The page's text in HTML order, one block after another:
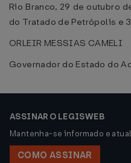
Rio Branco, 29 de outubro
do Tratado de Petrópolis e
ORLEIR MESSIAS CAMELI
Governador do Estado do
ASSINAR O LEGISWEB
Mantenha-se informado e
COMO ASSINAR